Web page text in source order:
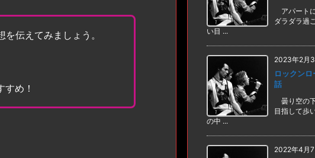
伝えてみましょう。
すめ！
アパート
ダラダラ過
い目 ...
2023年2月3
ロックン
話
曇り空の
目指して歩
の中 ...
2022年4月7